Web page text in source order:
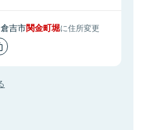
倉吉市関金町堀に住所変更